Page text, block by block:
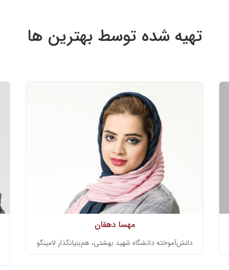
تهیه شده توسط بهترین ‌‌ها
مهسا دهقان
دانش‌آموخته دانشگاه شهید بهشتی، هم‌بنیانگذار لامینگو